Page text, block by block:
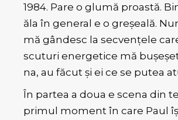
1984. Pare o glumă proastă.
ăla în general e o greșeală.
mă gândesc la secvențele
scuturi energetice mă
na, au făcut și ei ce se putea
În partea a doua e scena din
primul moment în care Paul